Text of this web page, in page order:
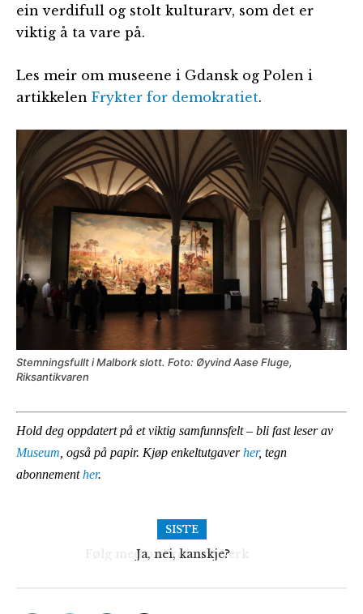
ein verdifull og stolt kulturarv, som det er
viktig å ta vare på.
Les meir om museene i Gdansk og Polen i
artikkelen Frykter for demokratiet.
Stemningsfullt i Malbork slott. Foto: Øyvind Aase Fluge,
Riksantikvaren
Hold deg oppdatert på et viktig samfunnsfelt – bli fast leser av
Museum , også på papir. Kjøp enkeltutgaverher, tegn
abonnementher.
SISTE
Ja, nei, kanskje?